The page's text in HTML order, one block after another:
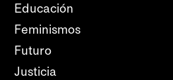
Educación
Feminismos
Futuro
Justicia